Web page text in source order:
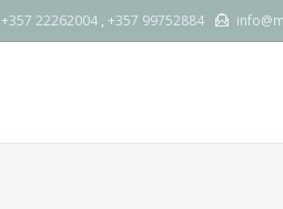
+357 22262004 , +357 99752884